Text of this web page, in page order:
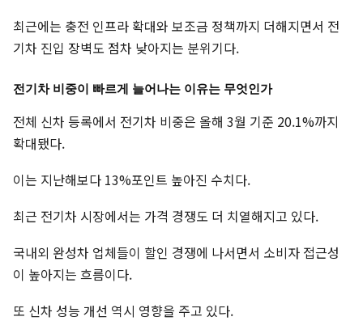
최근에는 충전 인프라 확대와 보조금 정책까지 더해지면서 전
기차 진입 장벽도 점차 낮아지는 분위기다.
전기차 비중이 빠르게 늘어나는 이유는 무엇인가
전체 신차 등록에서 전기차 비중은 올해 3월 기준 20.1%까지
확대됐다.
이는 지난해보다 13%포인트 높아진 수치다.
최근 전기차 시장에서는 가격 경쟁도 더 치열해지고 있다.
국내외 완성차 업체들이 할인 경쟁에 나서면서 소비자 접근성
이 높아지는 흐름이다.
또 신차 성능 개선 역시 영향을 주고 있다.